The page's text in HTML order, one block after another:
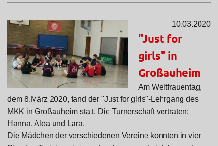
10.03.2020
"Just for
girls" in
Großauheim
Am Weltfrauentag,
dem 8.März 2020, fand der "Just for girls"-Lehrgang des
MKK in Großauheim statt. Die Turnerschaft vertraten:
Hanna, Alea und Lara.
Die Mädchen der verschiedenen Vereine konnten in vier